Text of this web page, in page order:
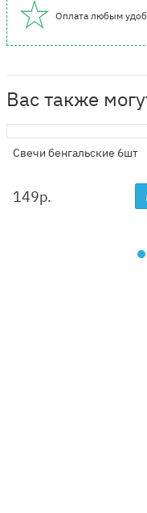
Оплата любым
Вас также
Свечи бенгальские 6шт
149р.